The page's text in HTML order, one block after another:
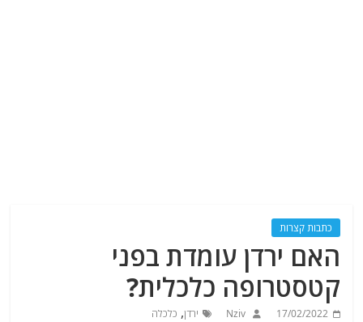
כתבות קצרות
האם ירדן עומדת בפני
קטסטרופה כלכלית?
17/02/2022
Nziv ירדן, כלכלה